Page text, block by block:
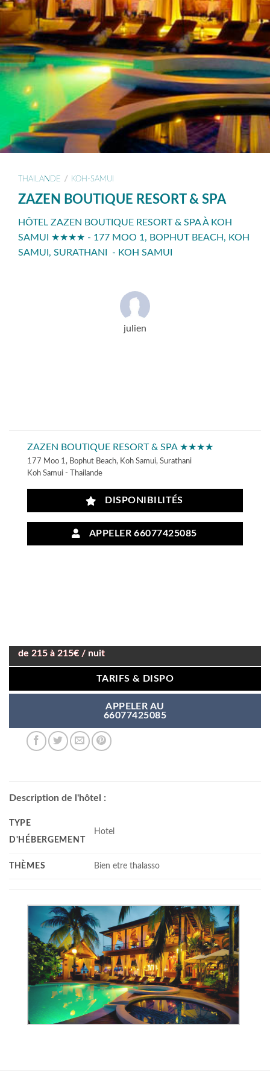
THAILANDE / KOH-SAMUI
ZAZEN BOUTIQUE RESORT & SPA
HÔTEL ZAZEN BOUTIQUE RESORT & SPA À KOH
SAMUI ★★★★ - 177 MOO 1, BOPHUT BEACH, KOH
SAMUI, SURATHANI - KOH SAMUI
julien
ZAZEN BOUTIQUE RESORT & SPA ★★★★
177 Moo 1, Bophut Beach, Koh Samui, Surathani
Koh Samui - Thailande
DISPONIBILITÉS
APPELER 66077425085
de 215 à 215€ / nuit
TARIFS & DISPO
APPELER AU
66077425085
Description de l'hôtel :
TYPE
D'HÉBERGEMENT
Hotel
THÈMES Bien etre thalasso